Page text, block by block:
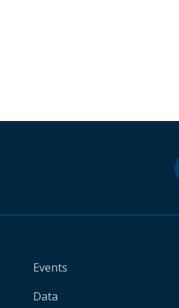
Events
Data